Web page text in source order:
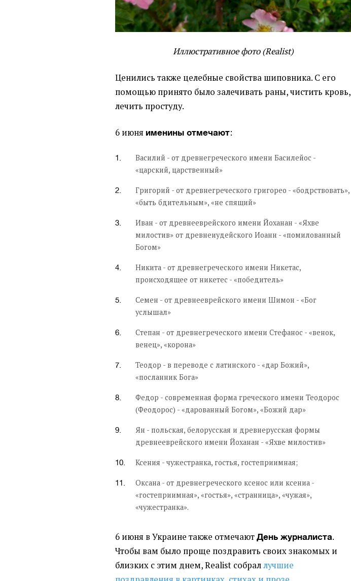
Иллюстративное фото (Realist)
Ценились также целебные свойства шиповника. С его
помощью принято было залечивать раны, чистить кровь,
лечить простуду.
6 июня именины отмечают:
Василий - от древнегреческого имени Басилейос -
«царский, царственный»
Григорий - от древнегреческого григорео - «бодрствовать»,
«быть бдительным», «не спящий»
Иван - от древнееврейского имени Йоханан - «Яхве
милостив» от древнеиудейского Иоанн - «помилованный
Богом»
Никита - от древнегреческого имени Никетас,
происходящее от никетес - «победитель»
Семен - от древнееврейского имени Шимон - «Бог
услышал»
Степан - от древнегреческого имени Стефанос - «венок,
венец», «корона»
Теодор - в переводе с латинского - «дар Божий»,
«посланник Бога»
Федор - современная форма греческого имени Теодорос
(Феодорос) - «дарованный Богом», «Божий дар»
Ян - польская, белорусская и древнерусская формы
древнееврейского имени Йоханан - «Яхве милостив»
Ксения - чужестранка, гостья, гостеприимная;
Оксана - от древнегреческого ксенос или ксениа -
«гостеприимная», «гостья», «странница», «чужая»,
«чужестранка».
6 июня в Украине также отмечаютДень журналиста.
Чтобы вам было проще поздравить своих знакомых и
близких с этим днем, Realist собраллучшие